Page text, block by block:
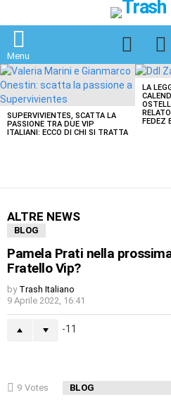
Menu
LATEST
STORIES
SUPERVIVIENTES, SCATTA LA
PASSIONE TRA DUE VIP
ITALIANI: ECCO DI CHI SI TRATTA
LA
FEDEZ
ALTRE NEWS
BLOG
Pamela Prati nella
Fratello Vip?
by Trash Italiano
9 Aprile 2022, 16:41
-11
9 Votes BLOG